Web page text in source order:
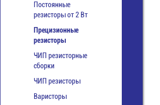
Постоянные
резисторы от 2 Вт
Прецизионные
резисторы
ЧИП резисторные
сборки
ЧИП резисторы
Варисторы